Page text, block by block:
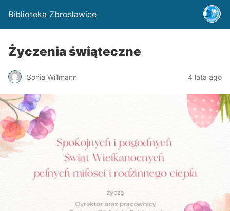
Biblioteka Zbrosławice
Życzenia świąteczne
Sonia Willmann 4 lata ago